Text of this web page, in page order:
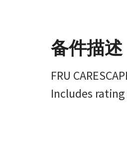
备件描述
FRU
Includes